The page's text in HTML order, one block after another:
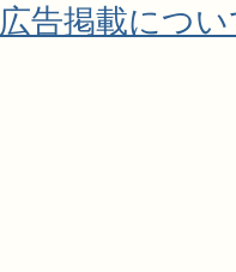
広告掲載につ